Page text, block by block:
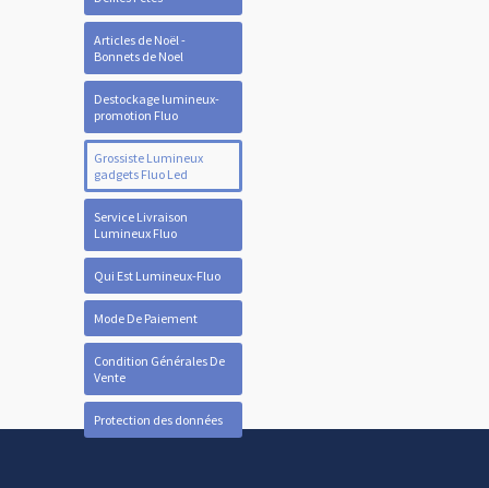
Articles de Noël -
Bonnets de Noel
Destockage lumineux-
promotion Fluo
Grossiste Lumineux
gadgets Fluo Led
Service Livraison
Lumineux Fluo
Qui Est Lumineux-Fluo
Mode De Paiement
Condition Générales De
Vente
Protection des données